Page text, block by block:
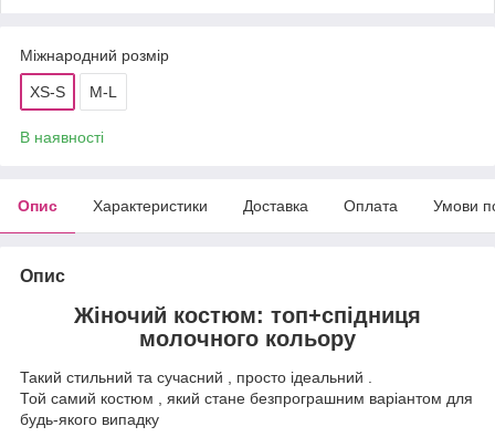
Міжнародний розмір
XS-S M-L
В наявності
Опис Характеристики Доставка Оплата Умови
Опис
Жіночий костюм: топ+спідниця
молочного кольору
Такий стильний та сучасний , просто ідеальний .
Той самий костюм , який стане безпрограшним варіантом для
будь-якого випадку